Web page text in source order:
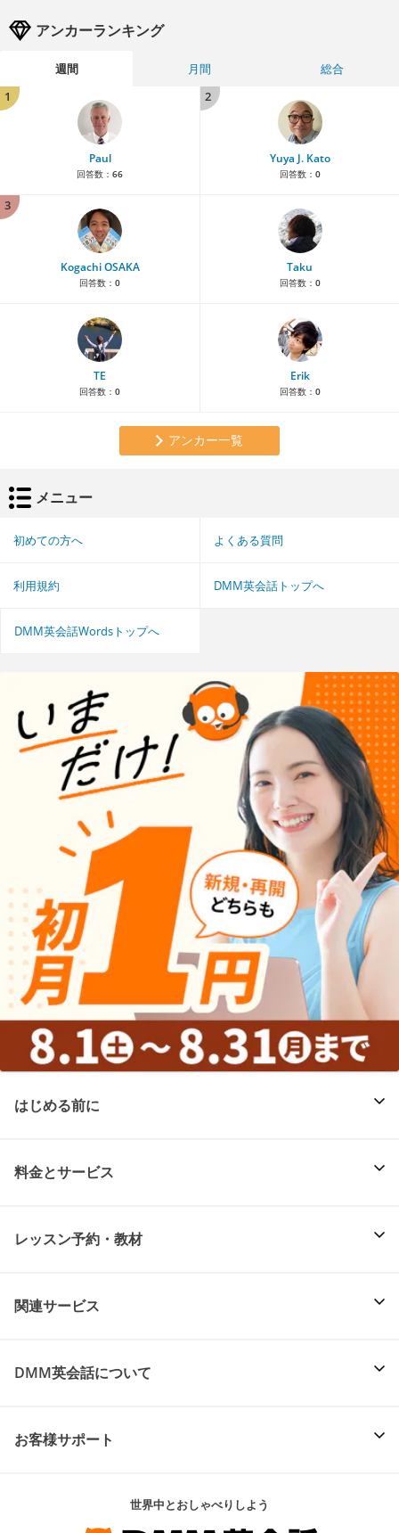
アンカーランキング
週間 月間
総合
1
Paul
回答数： 66
2
Yuya J. Kato
回答数： 0
3
Kogachi OSAKA
回答数： 0
Taku
回答数： 0
TE
回答数： 0
Erik
回答数： 0
アンカー一覧
メニュー
初めての方へ よくある質問
利用規約 DMM英会話トップへ
DMM英会話Wordsトップへ
はじめる前に
料金とサービス
レッスン予約・教材
関連サービス
DMM英会話について
お客様サポート
世界中とおしゃべりしよう